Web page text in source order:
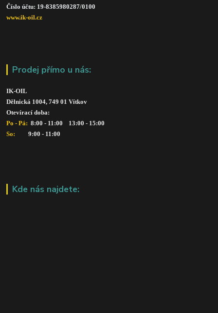
Číslo účtu: 19-8385980287/0100
www.ik-oil.cz
Prodej přímo u nás:
IK-OIL
Dělnická 1004, 749 01 Vítkov
Otevírací doba:
Po - Pá: 8:00 - 11:00    13:00 - 15:00
So:
      9:00 - 11:00
Kde nás najdete: